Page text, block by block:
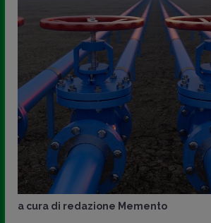
a cura di redazione Memento